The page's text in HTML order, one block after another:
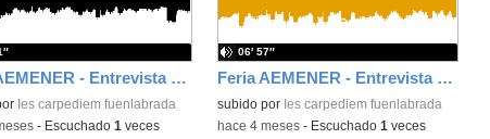
Feria AEMENER - Entrevista a Jaime Domínguez
Ies carpediem fuenlabrada
- Escuchado 1 veces
Feria AEMENER - Entrevista a Lola Jiménez
subido por Ies carpediem fuenlabrada
06′ 57″
-hace 4 meses- Escuchado 1 veces